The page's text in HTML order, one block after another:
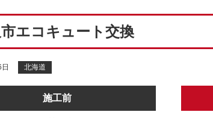
エコキュート交換
北海道
施工前